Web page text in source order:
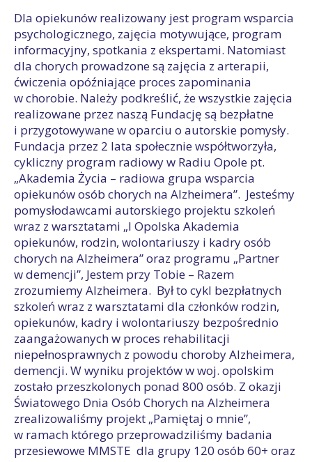
Dla opiekunów realizowany jest program wsparcia
psychologicznego, zajęcia motywujące, program
informacyjny, spotkania z ekspertami. Natomiast
dla chorych prowadzone są zajęcia z arterapii,
ćwiczenia opóźniające proces zapominania
w chorobie. Należy podkreślić, że wszystkie zajęcia
realizowane przez naszą Fundację są bezpłatne
i przygotowywane w oparciu o autorskie pomysły.
Fundacja przez 2 lata społecznie współtworzyła,
cykliczny program radiowy w Radiu Opole pt.
„Akademia Życia – radiowa grupa wsparcia
opiekunów osób chorych na Alzheimera”. Jesteśmy
pomysłodawcami autorskiego projektu szkoleń
wraz z warsztatami „I Opolska Akademia
opiekunów, rodzin, wolontariuszy i kadry osób
chorych na Alzheimera” oraz programu „Partner
w demencji”, Jestem przy Tobie – Razem
zrozumiemy Alzheimera. Był to cykl bezpłatnych
szkoleń wraz z warsztatami dla członków rodzin,
opiekunów, kadry i wolontariuszy bezpośrednio
zaangażowanych w proces rehabilitacji
niepełnosprawnych z powodu choroby Alzheimera,
demencji. W wyniku projektów w woj. opolskim
zostało przeszkolonych ponad 800 osób. Z okazji
Światowego Dnia Osób Chorych na Alzheimera
zrealizowaliśmy projekt „Pamiętaj o mnie”,
w ramach którego przeprowadziliśmy badania
przesiewowe MMSTE dla grupy 120 osób 60+ oraz